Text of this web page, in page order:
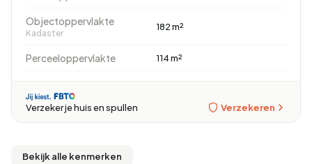
Objectoppervlakte
Kadaster
182 m²
Perceeloppervlakte 114 m²
Verzeker je huis en spullen Verzekeren
Bekijk alle kenmerken